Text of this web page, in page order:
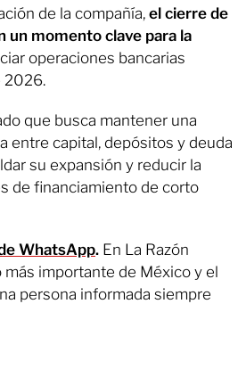
de la compañía,el cierre de
un momento clave para la
operaciones bancarias
2026.
que busca mantener una
entre capital, depósitos y deuda
su expansión y reducir la
de financiamiento de corto
WhatsApp. En La Razón
importante de México y el
persona informada siempre